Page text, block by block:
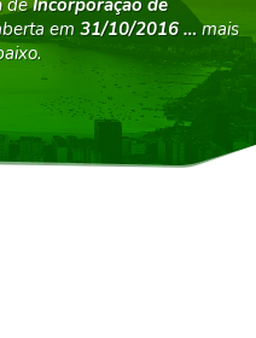
deIncorporação de
em 31/10/2016 …mais